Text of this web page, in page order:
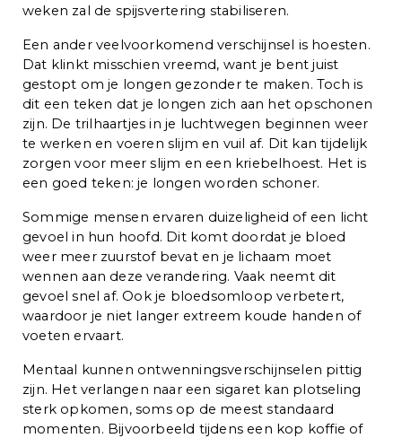
weken zal de spijsvertering stabiliseren.
Een ander veelvoorkomend verschijnsel is hoesten.
Dat klinkt misschien vreemd, want je bent juist
gestopt om je longen gezonder te maken. Toch is
dit een teken dat je longen zich aan het opschonen
zijn. De trilhaartjes in je luchtwegen beginnen weer
te werken en voeren slijm en vuil af. Dit kan tijdelijk
zorgen voor meer slijm en een kriebelhoest. Het is
een goed teken: je longen worden schoner.
Sommige mensen ervaren duizeligheid of een licht
gevoel in hun hoofd. Dit komt doordat je bloed
weer meer zuurstof bevat en je lichaam moet
wennen aan deze verandering. Vaak neemt dit
gevoel snel af. Ook je bloedsomloop verbetert,
waardoor je niet langer extreem koude handen of
voeten ervaart.
Mentaal kunnen ontwenningsverschijnselen pittig
zijn. Het verlangen naar een sigaret kan plotseling
sterk opkomen, soms op de meest standaard
momenten. Bijvoorbeeld tijdens een kop koffie of